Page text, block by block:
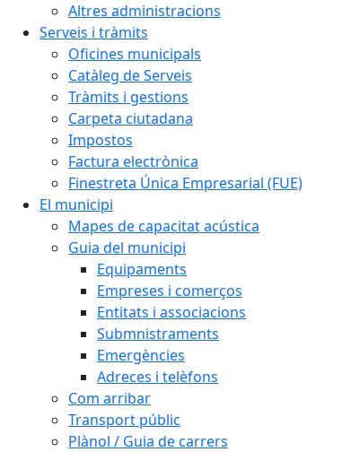
Altres administracions
Serveis i tràmits
Oficines municipals
Catàleg de Serveis
Tràmits i gestions
Carpeta ciutadana
Impostos
Factura electrònica
Finestreta Única Empresarial (FUE)
El municipi
Mapes de capacitat acústica
Guia del municipi
Equipaments
Empreses i comerços
Entitats i associacions
Submnistraments
Emergències
Adreces i telèfons
Com arribar
Transport públic
Plànol / Guia de carrers